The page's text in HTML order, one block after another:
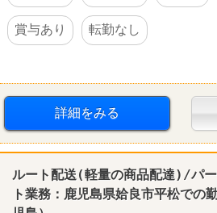
賞与あり 転勤なし
詳細をみる
ルート配送(軽量の商品配達)/パ
ト業務： 鹿児島県姶良市平松での